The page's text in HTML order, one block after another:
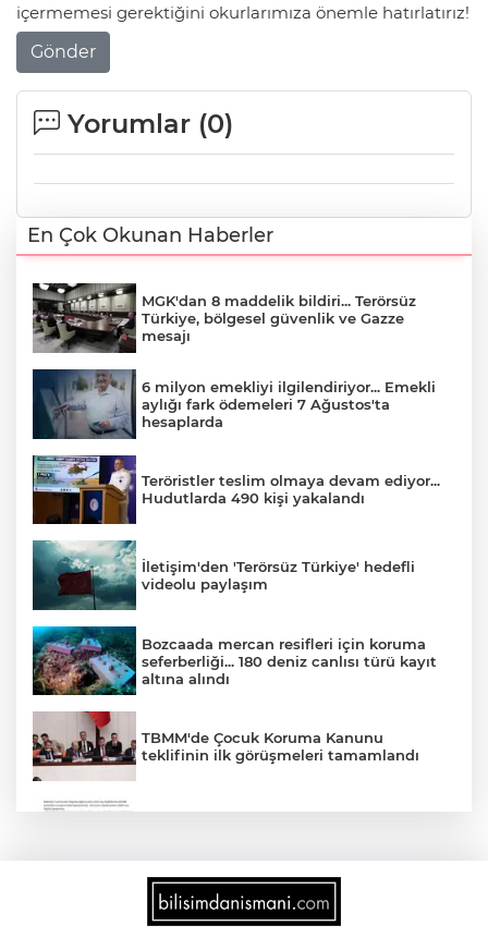
içermemesi gerektiğini okurlarımıza önemle hatırlatırız!
Gönder
Yorumlar (0)
En Çok Okunan Haberler
MGK'dan 8 maddelik bildiri... Terörsüz
Türkiye, bölgesel güvenlik ve Gazze
mesajı
6 milyon emekliyi ilgilendiriyor... Emekli
aylığı fark ödemeleri 7 Ağustos'ta
hesaplarda
Teröristler teslim olmaya devam ediyor...
Hudutlarda 490 kişi yakalandı
İletişim'den 'Terörsüz Türkiye' hedefli
videolu paylaşım
Bozcaada mercan resifleri için koruma
seferberliği... 180 deniz canlısı türü kayıt
altına alındı
TBMM'de Çocuk Koruma Kanunu
teklifinin ilk görüşmeleri tamamlandı
2025'te Ar-Ge'ye 254 milyar TL harcadık!
Ar-Ge'de en büyük pay üniversitelere